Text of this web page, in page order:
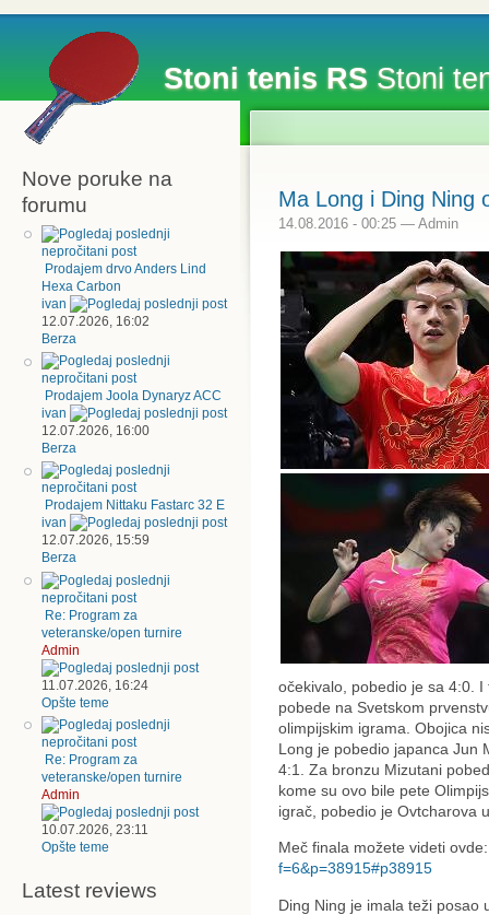
Stoni tenis RSStoni
Nove poruke na
forumu
Prodajem drvo Anders Lind
Hexa Carbon
ivan
12.07.2026, 16:02
Berza
Prodajem Joola Dynaryz ACC
ivan
12.07.2026, 16:00
Berza
Prodajem Nittaku Fastarc 32 E
ivan
12.07.2026, 15:59
Berza
Re: Program za
veteranske/open turnire
Admin
11.07.2026, 16:24
Opšte teme
Re: Program za
veteranske/open turnire
Admin
10.07.2026, 23:11
Opšte teme
Latest reviews
Ma Long i Ding Ning
14.08.2016 - 00:25 — Admin
očekivalo, pobedio je sa 4:0.
pobede na Svetskom
olimpijskim igrama. Obojica
Long je pobedio japanca Jun
4:1. Za bronzu Mizutani
kome su ovo bile pete
igrač, pobedio je Ovtcharova
Meč finala možete videti
f=6&p=38915#p38915
Ding Ning je imala teži posao